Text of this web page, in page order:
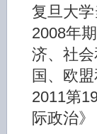
复旦大
2008年
济、社
国、欧
2011第
际政治》